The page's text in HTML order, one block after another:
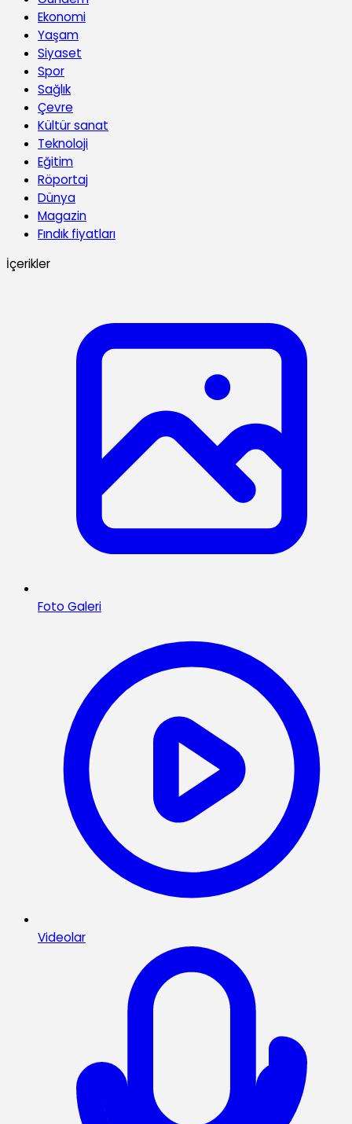
Ekonomi
Yaşam
Siyaset
Spor
Sağlık
Çevre
Kültür sanat
Teknoloji
Eğitim
Röportaj
Dünya
Magazin
Fındık fiyatları
İçerikler
Foto Galeri
Videolar